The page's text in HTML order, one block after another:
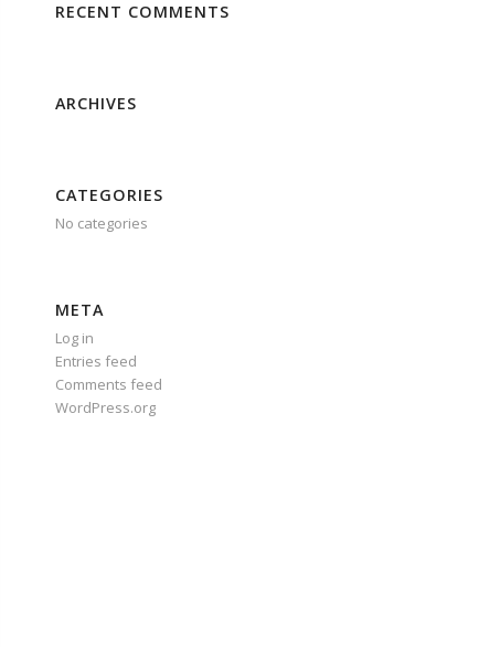
RECENT COMMENTS
ARCHIVES
CATEGORIES
No categories
META
Log in
Entries feed
Comments feed
WordPress.org